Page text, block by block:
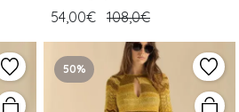
54,00€ 108,0€
50%